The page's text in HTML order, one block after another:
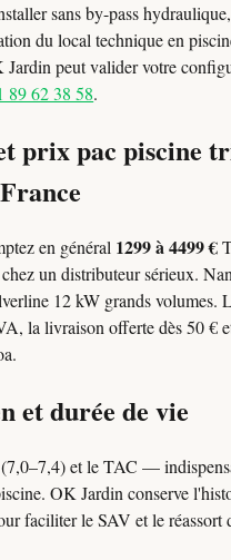
sans by-pass
du local technique en
Jardin peut valider votre
89 62 38 58.
prix pac piscine
en général 1299 à 4499 €
un distributeur sérieux.
12 kW grands volumes.
la livraison offerte dès 50 €
et durée de vie
et le TAC —
OK Jardin conserve
faciliter le SAV et le réassort